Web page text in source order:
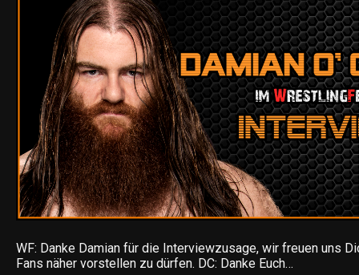
WF: Danke Damian für die Interviewzusage, wir freuen uns
Fans näher vorstellen zu dürfen. DC: Danke Euch…